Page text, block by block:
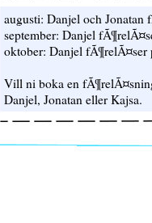
augusti: Danjel och
september: Danjel
oktober: Danjel
Vill ni boka en
Danjel, Jonatan eller Kajsa.